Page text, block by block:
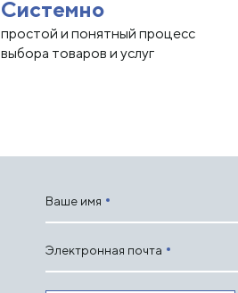
Системно
простой и понятный процесс
выбора товаров и услуг
Ваше имя
Электронная почта